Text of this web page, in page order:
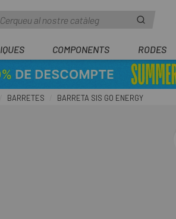
COMPONENTS RODES
BARRETES BARRETA SIS GO ENERGY